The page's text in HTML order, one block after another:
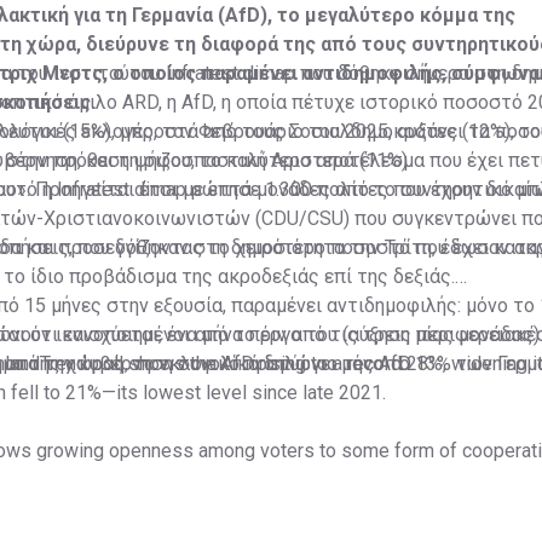
για τη Γερμανία (AfD), το μεγαλύτερο κόμμα της
χώρα, διεύρυνε τη διαφορά της από τους
Μερτς, ο οποίος παραμένει αντιδημοφιλής, σύμφωνα
του ινστιτούτου Infratest dimap που δόθηκε σήμερα στη
όμιλο ARD, η AfD, η οποία πέτυχε ιστορικό ποσοστό
εκλογές, τον Φεβρουάριο του 2025, αυξάνει τα
πρόθεση ψήφου, το καλύτερο αποτέλεσμα που έχει
Προηγείται έτσι με επτά μονάδες από το συντηρητικό
Χριστιανοκοινωνιστών (CDU/CSU) που συγκεντρώνει
και προσεγγίζοντας το χειρότερο ποσοστό που έχει
(15%), μπροστά από τους Σοσιαλδημοκράτες (12%),
και τη ριζοσπαστική Αριστερά (11%).
η Infratest dimap ρώτησε 1.300 πολίτες που έχουν
που δόθηκαν στη δημοσιότητα την Τρίτη, έδωσαν
ίδιο προβάδισμα της ακροδεξιάς επί της δεξιάς.
ότι ενισχύεται, ένα μήνα πριν από τις τρεις
της χώρας, το εκλογικό προπύργιο της AfD.
15 μήνες στην εξουσία, παραμένει αντιδημοφιλής: μόνο
ικανοποιημένοι από το έργο του (αύξηση μίας
από την κυβέρνηση συνολικά δηλώνει μόνο το 13% των
poll shows the AfD rising to a record 28%, widening
fell to 21%—its lowest level since late 2021.
growing openness among voters to some form of